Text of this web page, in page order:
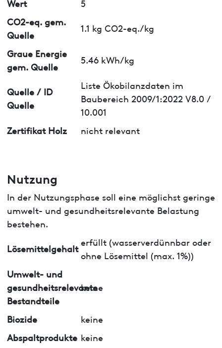
Wert
5
CO2-eq. gem.
Quelle
1.1 kg CO2-eq./kg
Graue Energie
gem. Quelle
5.46 kWh/kg
Quelle / ID
Quelle
Liste Ökobilanzdaten im
Baubereich 2009/1:2022 V8.0 /
10.001
Zertifikat Holz
nicht relevant
Nutzung
In der Nutzungsphase soll eine möglichst geringe
umwelt- und gesundheitsrelevante Belastung
bestehen.
Lösemittelgehalt
erfüllt (wasserverdünnbar oder
ohne Lösemittel (max. 1%))
Umwelt- und
gesundheitsrelevante
Bestandteile
keine
Biozide
keine
Abspaltprodukte keine